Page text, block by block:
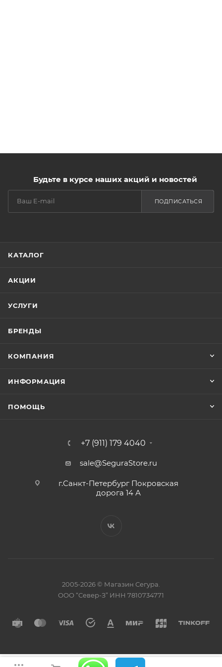
Будьте в курсе наших акций и новостей
ПОДПИСАТЬСЯ
КАТАЛОГ
АКЦИИ
УСЛУГИ
БРЕНДЫ
КОМПАНИЯ
ИНФОРМАЦИЯ
ПОМОЩЬ
+7 (911) 179 4040
sale@SeguraStore.ru
г.Санкт-Петербург Покровская
дорога 14 А
2005-2026 © Магазин Сегура.
ООО “Север-З” ИНН 7810734771